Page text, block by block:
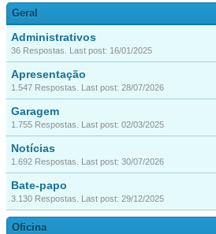
Geral
Administrativos
36 Respostas. Last post: 16/01/2025
Apresentação
1.547 Respostas. Last post: 28/07/2026
Garagem
1.755 Respostas. Last post: 02/03/2025
Notícias
1.692 Respostas. Last post: 30/07/2026
Bate-papo
3.130 Respostas. Last post: 29/12/2025
Oficina